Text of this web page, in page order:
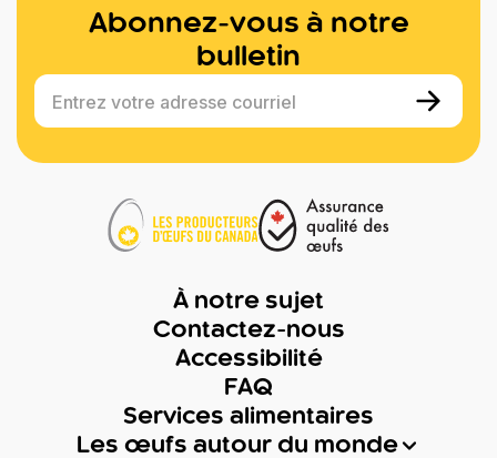
Abonnez-vous à notre
bulletin
Entrez votre adresse courriel
À notre sujet
Contactez-nous
Accessibilité
FAQ
Services alimentaires
Les œufs autour du monde